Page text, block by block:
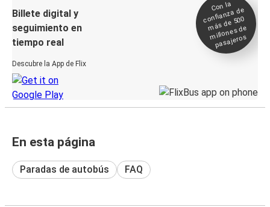
Billete digital y
seguimiento en
tiempo real
Descubre la App de Flix
Con la
confianza de
más de 500
millones de
pasajeros
En esta página
Paradas de autobús FAQ